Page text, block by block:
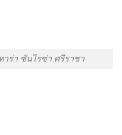
ร่า ซันไรซ่า ศรีราชา